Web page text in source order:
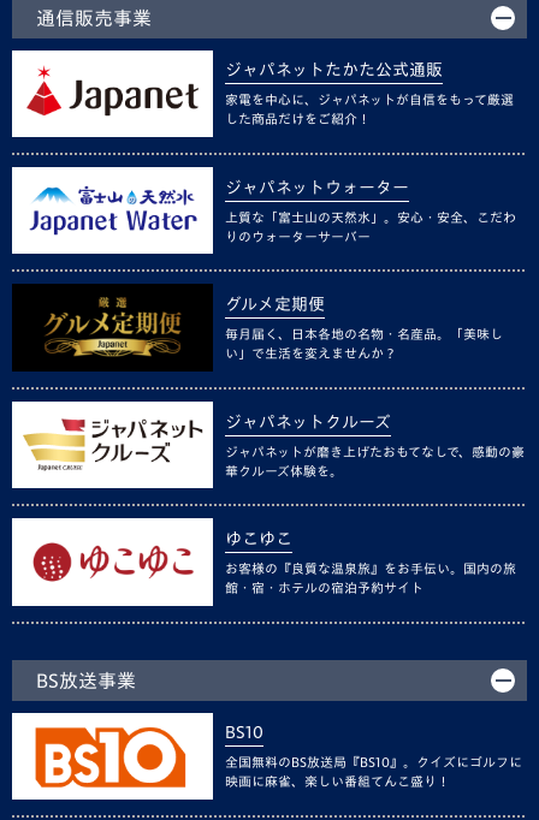
通信販売事業
ジャパネットたかた公式通販
家電を中心に、ジャパネットが自信をもって厳選
した商品だけをご紹介！
ジャパネットウォーター
上質な「富士山の天然水」。安心・安全、こだわ
りのウォーターサーバー
グルメ定期便
毎月届く、日本各地の名物・名産品。「美味し
い」で生活を変えませんか？
ジャパネットクルーズ
ジャパネットが磨き上げたおもてなしで、感動の豪
華クルーズ体験を。
ゆこゆこ
お客様の『良質な温泉旅』をお手伝い。国内の旅
館・宿・ホテルの宿泊予約サイト
BS放送事業
BS10
全国無料のBS放送局『BS10』。クイズにゴルフに
映画に麻雀、楽しい番組てんこ盛り！